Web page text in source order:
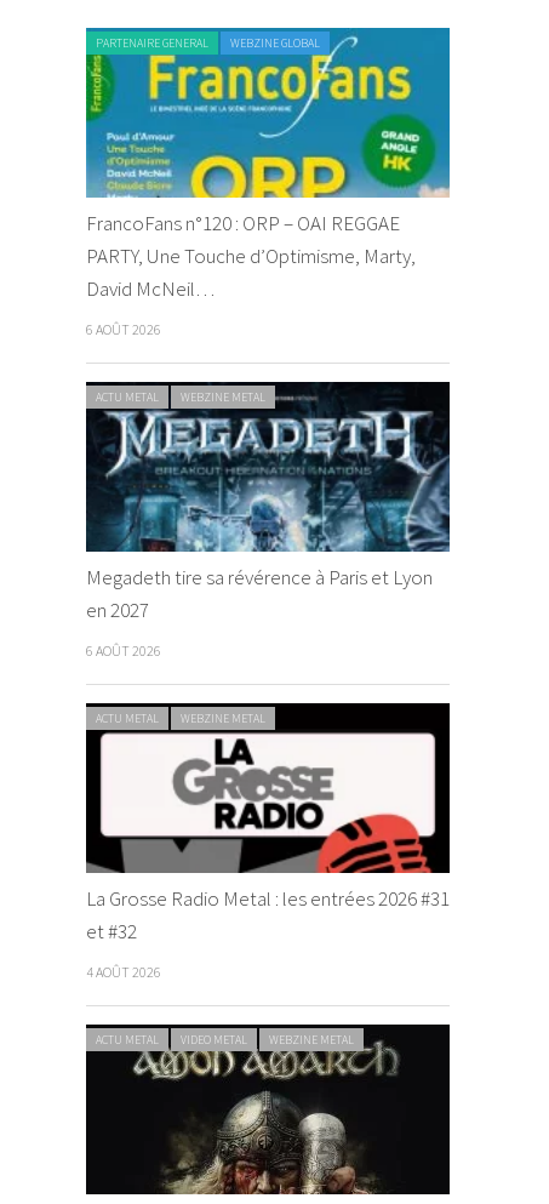
PARTENAIRE GENERAL WEBZINE GLOBAL
FrancoFans n°120 : ORP – OAI REGGAE
PARTY, Une Touche d’Optimisme, Marty,
David McNeil…
6 AOÛT 2026
ACTU METAL WEBZINE METAL
Megadeth tire sa révérence à Paris et Lyon
en 2027
6 AOÛT 2026
ACTU METAL WEBZINE METAL
La Grosse Radio Metal : les entrées 2026 #31
et #32
4 AOÛT 2026
ACTU METAL VIDEO METAL WEBZINE METAL